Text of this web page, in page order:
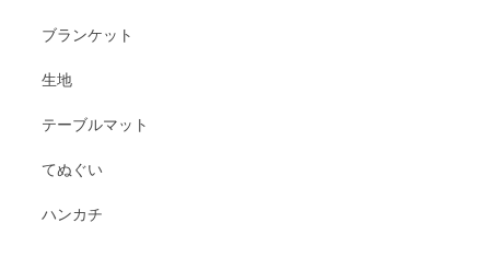
ブランケット
生地
テーブルマット
てぬぐい
ハンカチ